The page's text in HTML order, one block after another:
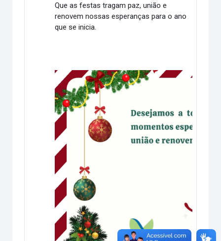
Que as festas tragam paz, união e
renovem nossas esperanças para o ano
que se inicia.